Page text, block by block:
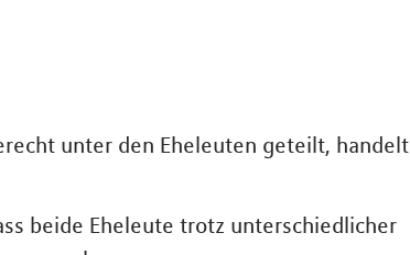
unter den Eheleuten geteilt, handelt
beide Eheleute trotz unterschiedlicher